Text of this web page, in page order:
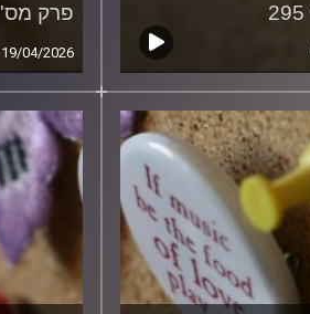
פרק מס' 294
19/04/2026